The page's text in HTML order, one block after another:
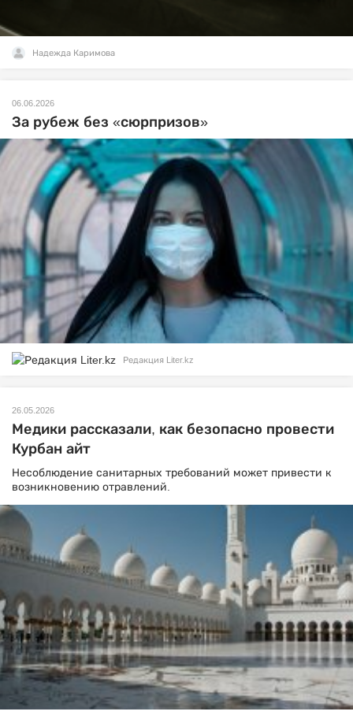
Надежда Каримова
06.06.2026
За рубеж без «сюрпризов»
Редакция Liter.kz
26.05.2026
Медики рассказали, как безопасно провести
Курбан айт
Несоблюдение санитарных требований может привести к
возникновению отравлений.